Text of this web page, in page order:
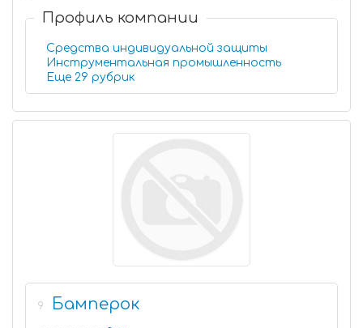
Профиль компании
Средства индивидуальной защиты
Инструментальная промышленность
Еще 29 рубрик
9 Бамперок